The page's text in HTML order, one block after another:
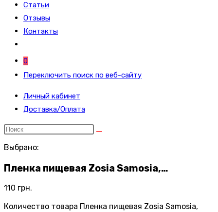
Статьи
Отзывы
Контакты
0
Переключить поиск по веб-сайту
Личный кабинет
Доставка/Оплата
Выбрано:
Пленка пищевая Zosia Samosia,…
110 грн.
Количество товара Пленка пищевая Zosia Samosia,